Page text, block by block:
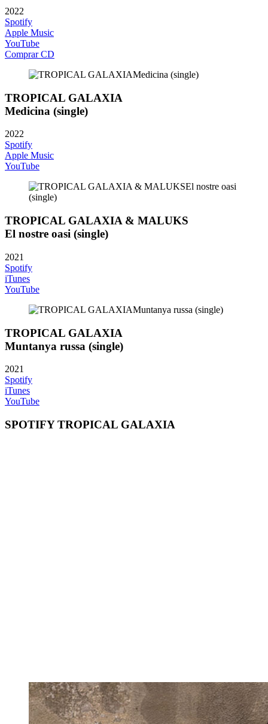
2022
Spotify
Apple Music
YouTube
Comprar CD
TROPICAL GALAXIA
Medicina (single)
2022
Spotify
Apple Music
YouTube
TROPICAL GALAXIA & MALUKS
El nostre oasi (single)
2021
Spotify
iTunes
YouTube
TROPICAL GALAXIA
Muntanya russa (single)
2021
Spotify
iTunes
YouTube
SPOTIFY TROPICAL GALAXIA